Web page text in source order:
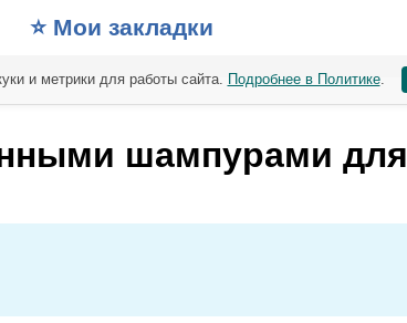
⭐️ Мои закладки
шампурами для
и метрики для работы сайта. Подробнее в Политике.